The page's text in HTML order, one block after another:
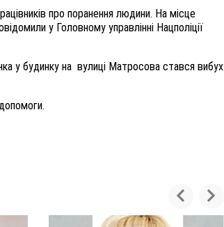
про поранення людини. На місце
у Головному управлінні Нацполіції
у будинку на вулиці Матросова стався вибух